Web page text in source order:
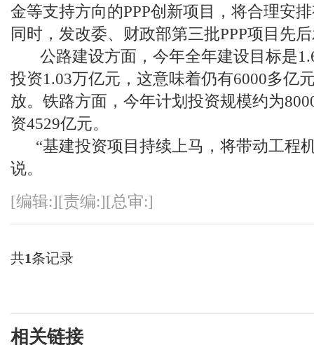
金等支持方向的PPP创新项目，将合理安
同时，发改委、财政部第三批PPP项目先
公路建设方面，今年全年建设目标是
投资1.03万亿元，这意味着仍有6000多亿
放。铁路方面，今年计划投资规模约为
资4529亿元。
“基建投资项目持续上马，将带动工程
说。
[编辑:][责编:][总审:]
共1条记录
相关链接